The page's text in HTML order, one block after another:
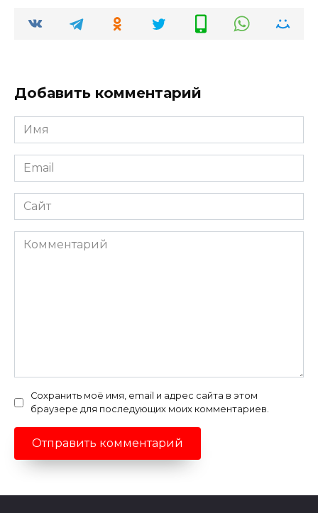
Добавить комментарий
Имя
*
Email
*
Сайт
Комментарий
Сохранить моё имя, email и адрес сайта в этом
браузере для последующих моих комментариев.